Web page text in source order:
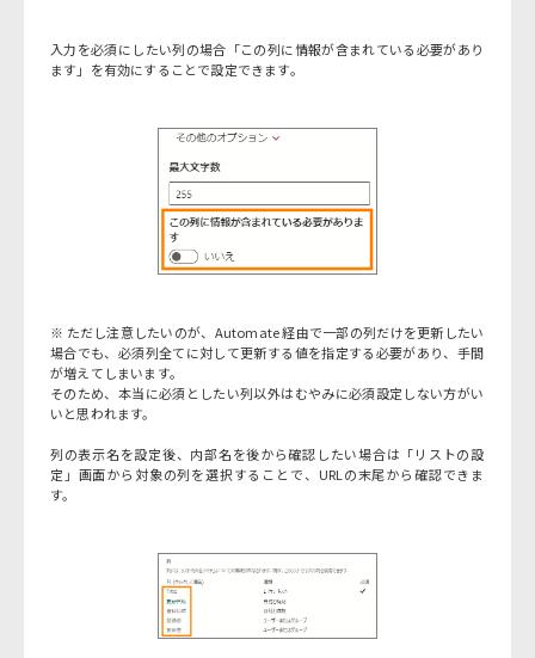
入力を必須にしたい列の場合「この列に情報が含まれている必要があり
ます」を有効にすることで設定できます。
※ ただし注意したいのが、Automate 経由で一部の列だけを更新したい
場合でも、必須列全てに対して更新する値を指定する必要があり、手間
が増えてしまいます。
そのため、本当に必須としたい列以外はむやみに必須設定しない方がい
いと思われます。
列の表示名を設定後、内部名を後から確認したい場合は「リストの設
定」画面から対象の列を選択することで、URLの末尾から確認できま
す。